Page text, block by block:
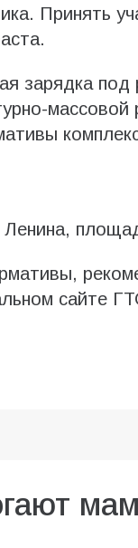
Принять
зарядка под
Ленина,
сайте